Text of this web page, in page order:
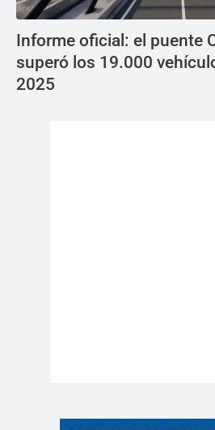
Informe oficial: el puente
superó los 19.000
2025